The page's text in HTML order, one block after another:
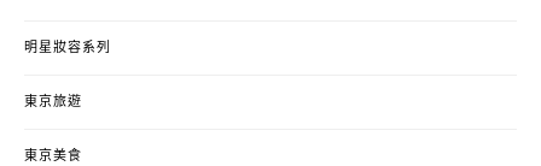
明星妝容系列
東京旅遊
東京美食